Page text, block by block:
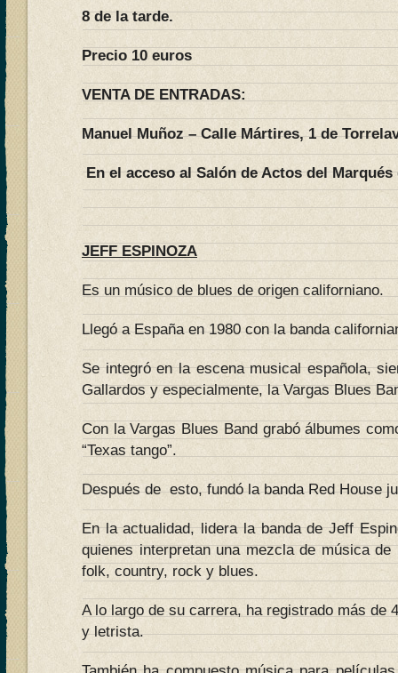
8 de la tarde.
Precio 10 euros
VENTA DE ENTRADAS:
Manuel Muñoz – Calle Mártires, 1 de
En el acceso al Salón de Actos del Marqués
JEFF ESPINOZA
Es un músico de blues de origen californiano.
Llegó a España en 1980 con la banda
Se integró en la escena musical española,
Gallardos y especialmente, la Vargas Blues
Con la Vargas Blues Band grabó álbumes
“Texas tango”.
Después de esto, fundó la banda Red House
En la actualidad, lidera la banda de Jeff
quienes interpretan una mezcla de música
folk, country, rock y blues.
A lo largo de su carrera, ha registrado más de
y letrista.